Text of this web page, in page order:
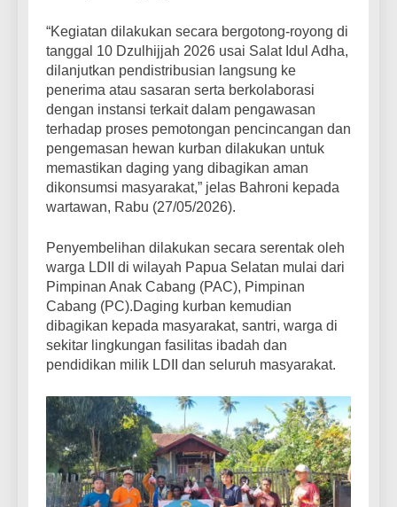
“Kegiatan dilakukan secara bergotong-royong di
tanggal 10 Dzulhijjah 2026 usai Salat Idul Adha,
dilanjutkan pendistribusian langsung ke
penerima atau sasaran serta berkolaborasi
dengan instansi terkait dalam pengawasan
terhadap proses pemotongan pencincangan dan
pengemasan hewan kurban dilakukan untuk
memastikan daging yang dibagikan aman
dikonsumsi masyarakat,” jelas Bahroni kepada
wartawan, Rabu (27/05/2026).
​Penyembelihan dilakukan secara serentak oleh
warga LDII di wilayah Papua Selatan mulai dari
Pimpinan Anak Cabang (PAC), Pimpinan
Cabang (PC).Daging kurban kemudian
dibagikan kepada masyarakat, santri, warga di
sekitar lingkungan fasilitas ibadah dan
pendidikan milik LDII dan seluruh masyarakat.